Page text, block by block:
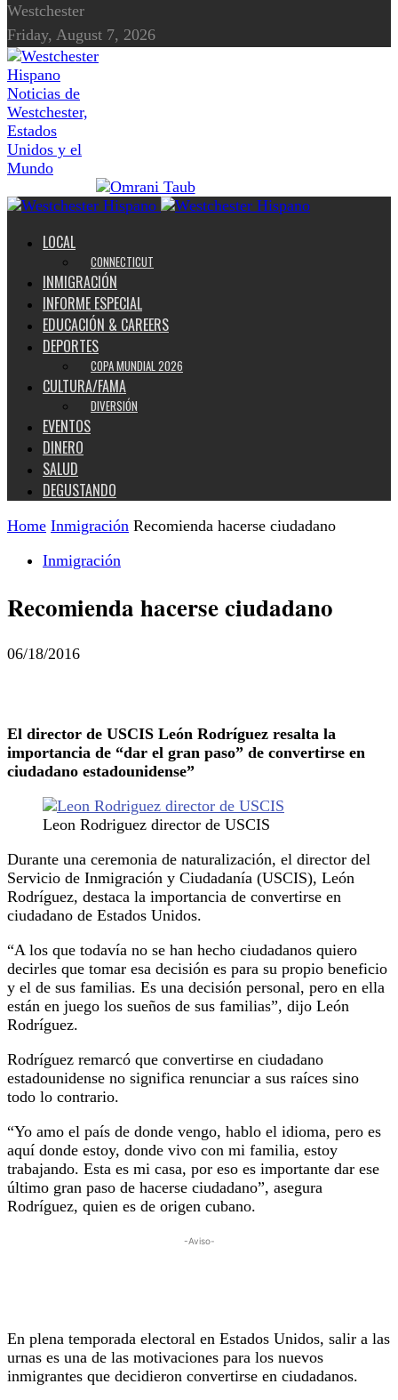
Westchester
Friday, August 7, 2026
Noticias de
Westchester,
Estados
Unidos y el
Mundo
LOCAL
CONNECTICUT
INMIGRACIÓN
INFORME ESPECIAL
EDUCACIÓN & CAREERS
DEPORTES
COPA MUNDIAL 2026
CULTURA/FAMA
DIVERSIÓN
EVENTOS
DINERO
SALUD
DEGUSTANDO
Home Inmigración Recomienda hacerse ciudadano
Inmigración
Recomienda hacerse ciudadano
06/18/2016
El director de USCIS León Rodríguez resalta la
importancia de “dar el gran paso” de convertirse en
ciudadano estadounidense”
Leon Rodriguez director de USCIS
Durante una ceremonia de naturalización, el director del
Servicio de Inmigración y Ciudadanía (USCIS), León
Rodríguez, destaca la importancia de convertirse en
ciudadano de Estados Unidos.
“A los que todavía no se han hecho ciudadanos quiero
decirles que tomar esa decisión es para su propio beneficio
y el de sus familias. Es una decisión personal, pero en ella
están en juego los sueños de sus familias”, dijo León
Rodríguez.
Rodríguez remarcó que convertirse en ciudadano
estadounidense no significa renunciar a sus raíces sino
todo lo contrario.
“Yo amo el país de donde vengo, hablo el idioma, pero es
aquí donde estoy, donde vivo con mi familia, estoy
trabajando. Esta es mi casa, por eso es importante dar ese
último gran paso de hacerse ciudadano”, asegura
Rodríguez, quien es de origen cubano.
-Aviso-
En plena temporada electoral en Estados Unidos, salir a las
urnas es una de las motivaciones para los nuevos
inmigrantes que decidieron convertirse en ciudadanos.